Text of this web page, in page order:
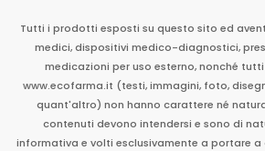
Tutti i prodotti esposti su questo sito ed
medici, dispositivi medico-diagnostici,
medicazioni per uso esterno, nonché
www.ecofarma.it (testi, immagini, foto,
quant'altro) non hanno carattere né
contenuti devono intendersi e sono di
informativa e volti esclusivamente a portare